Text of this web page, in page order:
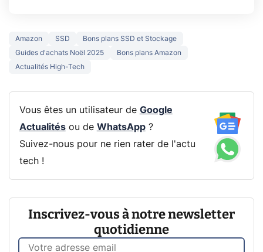
Amazon SSD
Bons plans SSD et Stockage
Guides d'achats Noël 2025
Bons plans Amazon
Actualités High-Tech
Vous êtes un utilisateur de Google
Actualitésou de WhatsApp?
Suivez-nous pour ne rien rater de l'actu
tech !
Inscrivez-vous à notre newsletter
quotidienne